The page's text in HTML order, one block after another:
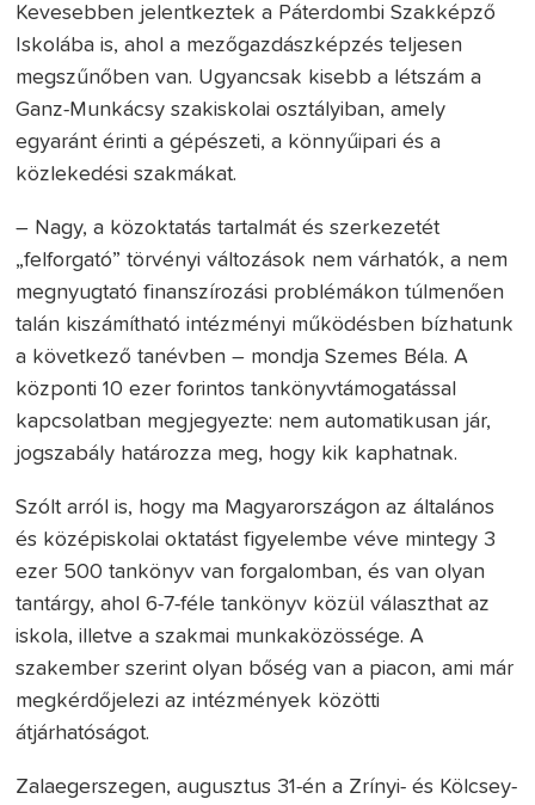
Kevesebben jelentkeztek a Páterdombi Szakképző
Iskolába is, ahol a mezőgazdászképzés teljesen
megszűnőben van. Ugyancsak kisebb a létszám a
Ganz-Munkácsy szakiskolai osztályiban, amely
egyaránt érinti a gépészeti, a könnyűipari és a
közlekedési szakmákat.
– Nagy, a közoktatás tartalmát és szerkezetét
„felforgató” törvényi változások nem várhatók, a nem
megnyugtató finanszírozási problémákon túlmenően
talán kiszámítható intézményi működésben bízhatunk
a következő tanévben – mondja Szemes Béla. A
központi 10 ezer forintos tankönyvtámogatással
kapcsolatban megjegyezte: nem automatikusan jár,
jogszabály határozza meg, hogy kik kaphatnak.
Szólt arról is, hogy ma Magyarországon az általános
és középiskolai oktatást figyelembe véve mintegy 3
ezer 500 tankönyv van forgalomban, és van olyan
tantárgy, ahol 6-7-féle tankönyv közül választhat az
iskola, illetve a szakmai munkaközössége. A
szakember szerint olyan bőség van a piacon, ami már
megkérdőjelezi az intézmények közötti
átjárhatóságot.
Zalaegerszegen, augusztus 31-én a Zrínyi- és Kölcsey-